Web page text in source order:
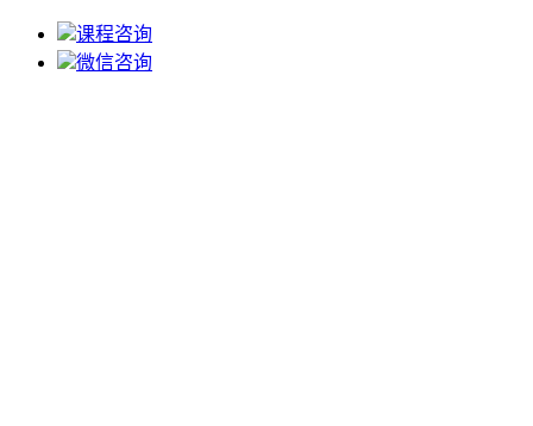
课程咨询
微信咨询